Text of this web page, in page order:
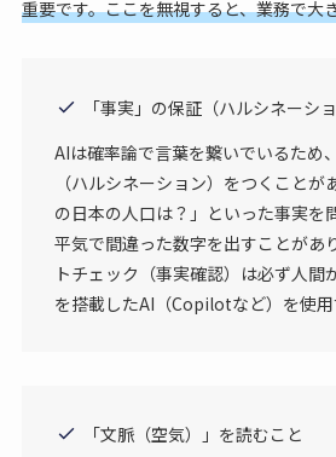
重要です。ここを無視すると、業務で大
「事実」の保証（ハルシネーショ
AIは確率論で言葉を繋いでいるため
（ハルシネーション）をつくこと
の日本の人口は？」といった事実を
平気で間違った数字を出すことがあ
トチェック（事実確認）は必ず人間
を搭載したAI（Copilotなど）を使用
「文脈（空気）」を読むこと